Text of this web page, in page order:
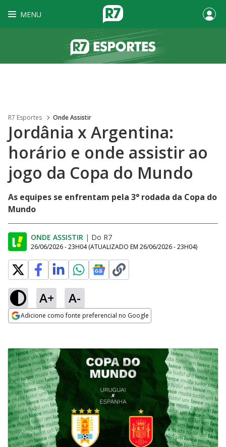
MENU
R7 Esportes Onde Assistir
Jordânia x Argentina:
horário e onde assistir ao
jogo da Copa do Mundo
As equipes se enfrentam pela 3° rodada da Copa do
Mundo
ONDE ASSISTIR | Do R7
26/06/2026 - 23H04 (ATUALIZADO EM 26/06/2026 - 23H04)
A+ A-
Adicione como fonte preferencial no Google